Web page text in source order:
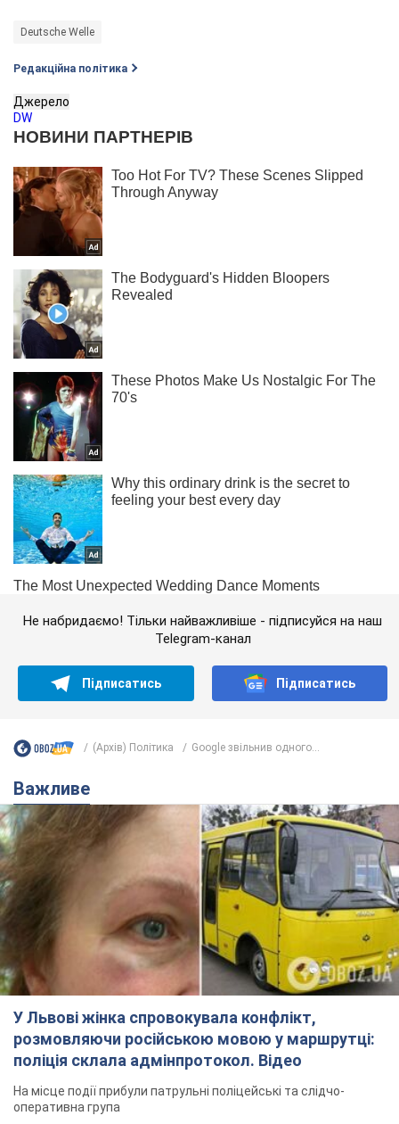
Deutsche Welle
Редакційна політика
Джерело
DW
Не набридаємо! Тільки найважливіше - підписуйся на наш
Telegram-канал
Підписатись Підписатись
(Архів) Політика Google звільнив одного...
Важливе
У Львові жінка спровокувала конфлікт,
розмовляючи російською мовою у маршрутці:
поліція склала адмінпротокол. Відео
На місце події прибули патрульні поліцейські та слідчо-
оперативна група